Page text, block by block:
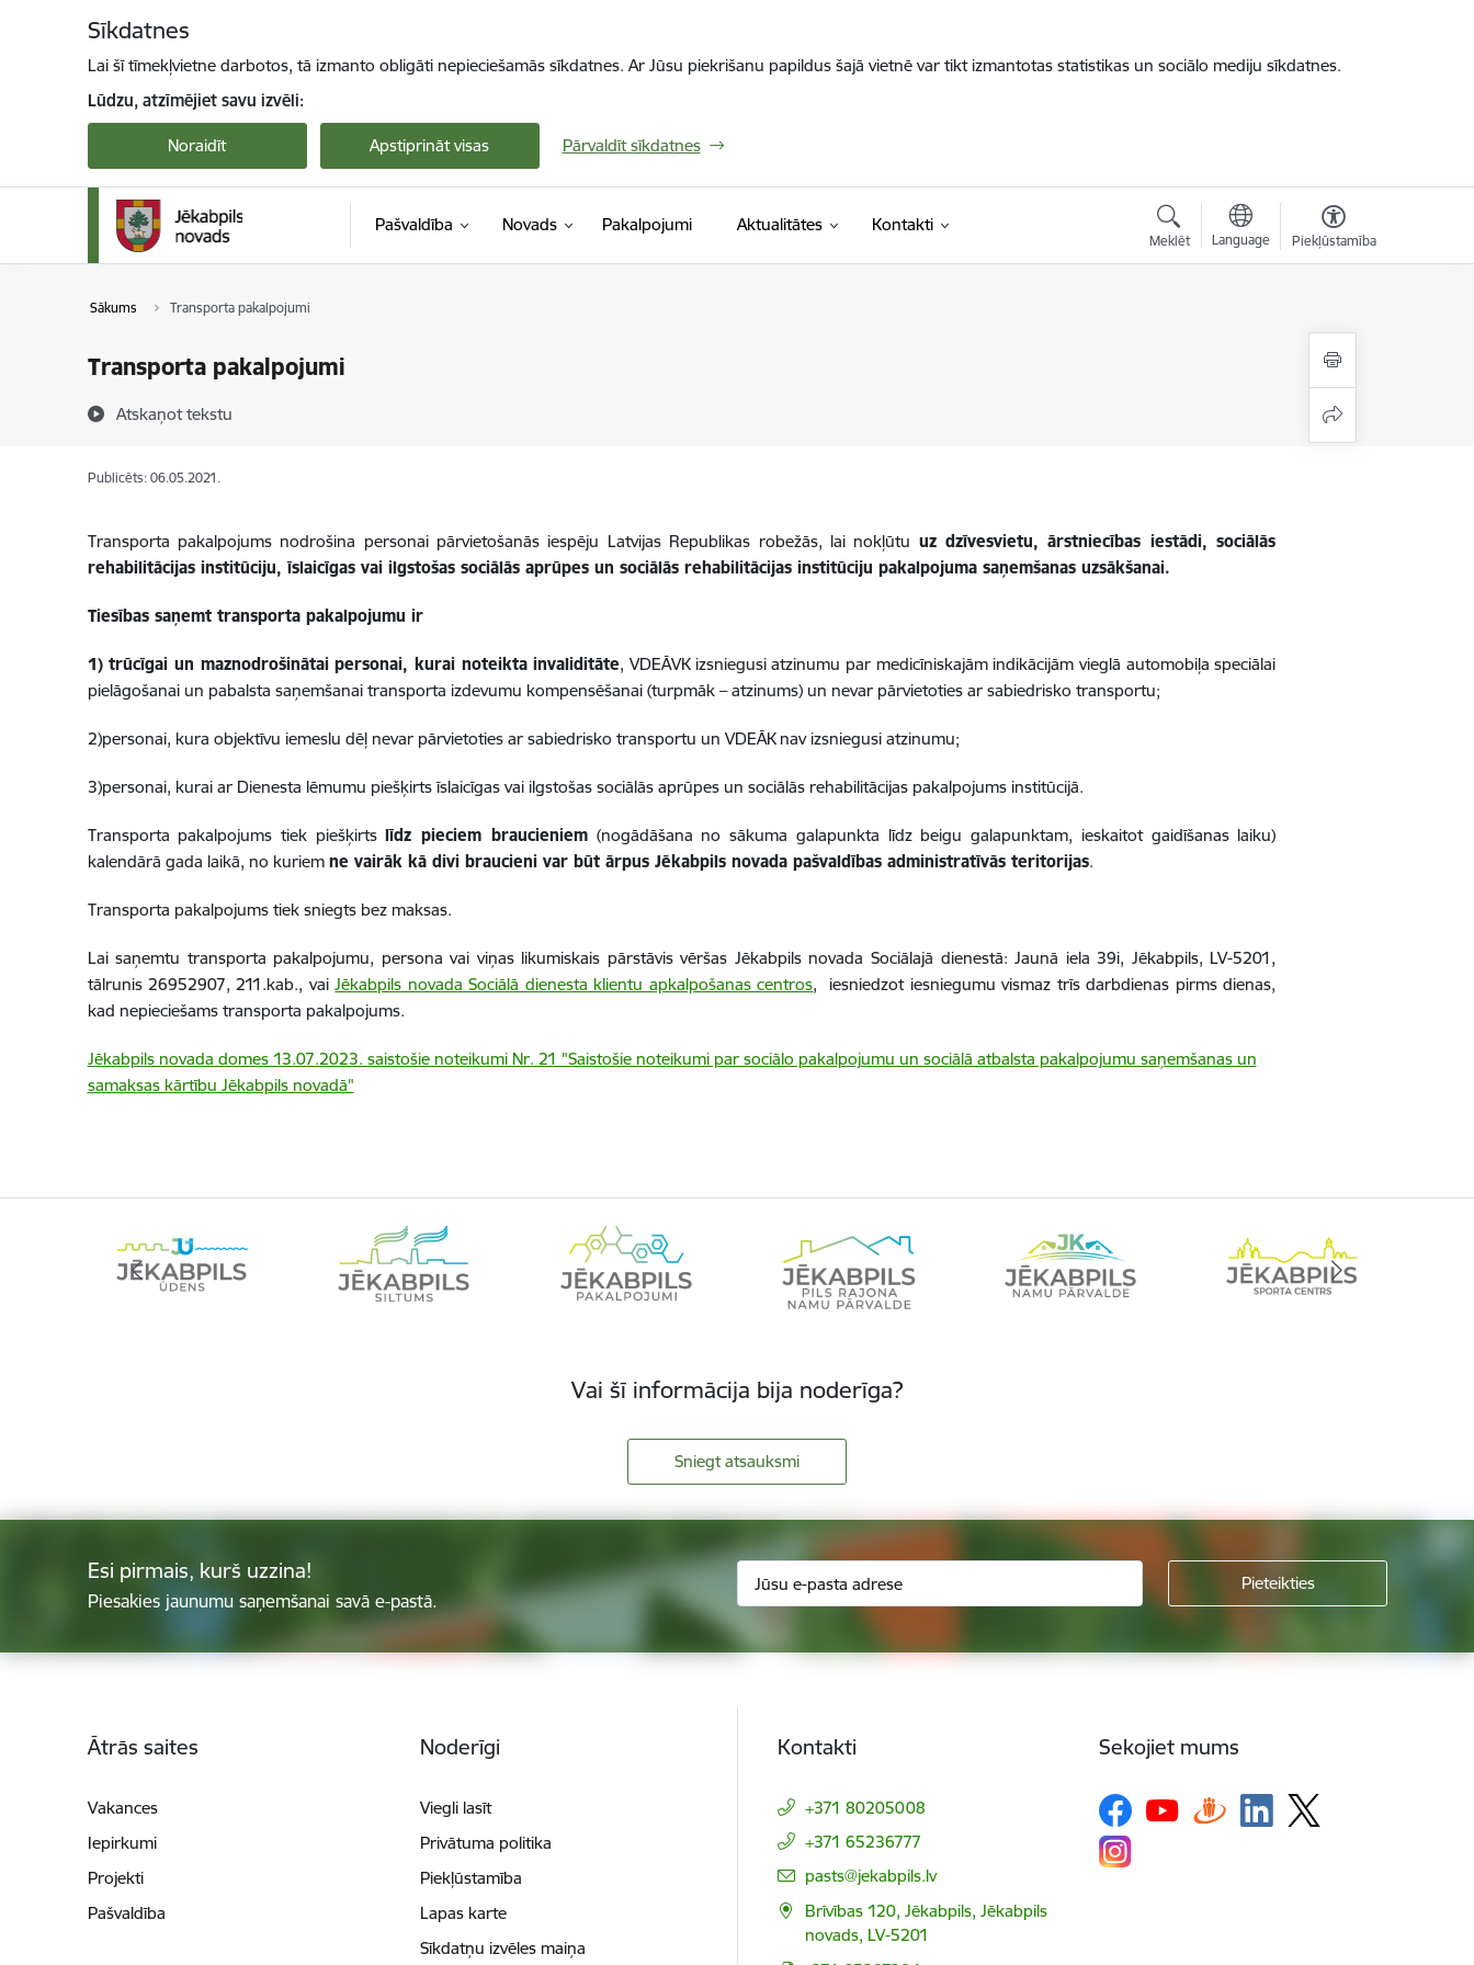
Sīkdatnes
Lai šī tīmekļvietne darbotos, tā izmanto obligāti nepieciešamās sīkdatnes. Ar Jūsu piekrišanu papildus šajā vietnē var tikt izmantotas statistikas un sociālo mediju sīkdatnes.
Lūdzu, atzīmējiet savu izvēli:
Noraidīt Apstiprināt visas Pārvaldīt sīkdatnes
Pašvaldība Novads Pakalpojumi Aktualitātes Kontakti
Meklēt Language Piekļūstamība
Sākums Transporta pakalpojumi
Transporta pakalpojumi
Atskaņot tekstu
Publicēts: 06.05.2021.
Transporta pakalpojums nodrošina personai pārvietošanās iespēju Latvijas Republikas robežās, lai nokļūtu uz dzīvesvietu, ārstniecības iestādi, sociālās
rehabilitācijas institūciju, īslaicīgas vai ilgstošas sociālās aprūpes un sociālās rehabilitācijas institūciju pakalpojuma saņemšanas uzsākšanai.
Tiesības saņemt transporta pakalpojumu ir
1) trūcīgai un maznodrošinātai personai, kurai noteikta invaliditāte, VDEĀVK izsniegusi atzinumu par medicīniskajām indikācijām vieglā automobiļa speciālai
pielāgošanai un pabalsta saņemšanai transporta izdevumu kompensēšanai (turpmāk – atzinums) un nevar pārvietoties ar sabiedrisko transportu;
2)personai, kura objektīvu iemeslu dēļ nevar pārvietoties ar sabiedrisko transportu un VDEĀK nav izsniegusi atzinumu;
3)personai, kurai ar Dienesta lēmumu piešķirts īslaicīgas vai ilgstošas sociālās aprūpes un sociālās rehabilitācijas pakalpojums institūcijā.
Transporta pakalpojums tiek piešķirtslīdz pieciem braucieniem(nogādāšana no sākuma galapunkta līdz beigu galapunktam, ieskaitot gaidīšanas laiku)
kalendārā gada laikā, no kuriem ne vairāk kā divi braucieni var būt ārpus Jēkabpils novada pašvaldības administratīvās teritorijas.
Transporta pakalpojums tiek sniegts bez maksas.
Lai saņemtu transporta pakalpojumu, persona vai viņas likumiskais pārstāvis vēršas Jēkabpils novada Sociālajā dienestā: Jaunā iela 39i, Jēkabpils, LV-5201,
tālrunis 26952907, 211.kab., vaiJēkabpils novada Sociālā dienesta klientu apkalpošanas centros, iesniedzot iesniegumu vismaz trīs darbdienas pirms dienas,
kad nepieciešams transporta pakalpojums.
Jēkabpils novada domes 13.07.2023. saistošie noteikumi Nr. 21 "Saistošie noteikumi par sociālo pakalpojumu un sociālā atbalsta pakalpojumu saņemšanas un
samaksas kārtību Jēkabpils novadā"
Vai šī informācija bija noderīga?
Sniegt atsauksmi
Esi pirmais, kurš uzzina!
Piesakies jaunumu saņemšanai savā e-pastā.
Ātrās saites
Vakances
Iepirkumi
Projekti
Pašvaldība
Noderīgi
Viegli lasīt
Privātuma politika
Piekļūstamība
Lapas karte
Sīkdatņu izvēles maiņa
Kontakti
+371 80205008
+371 65236777
E-pasts:
pasts@jekabpils.lv
Brīvības 120, Jēkabpils, Jēkabpils
novads, LV-5201
Sekojiet mums